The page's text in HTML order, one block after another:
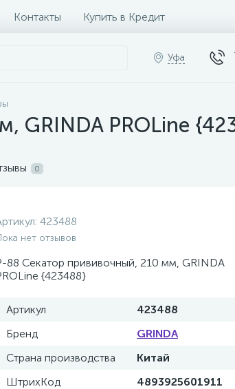
Контакты Купить в Кредит
Уфа
GRINDA PROLine
0
423488
нет отзывов
88 Секатор прививочный, 210 мм, GRINDA
{423488}
Артикул
423488
Бренд
GRINDA
Страна производства
Китай
ШтрихКод
4893925601911